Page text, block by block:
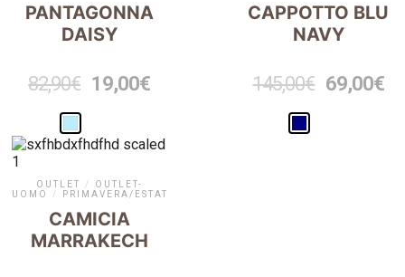
PANTAGONNA
DAISY
82,90€ 19,00€
CAPPOTTO BLU
NAVY
145,00€ 69,00€
OUTLET /
OUTLET-
UOMO
/ PRIMAVERA/ESTATE
CAMICIA
MARRAKECH